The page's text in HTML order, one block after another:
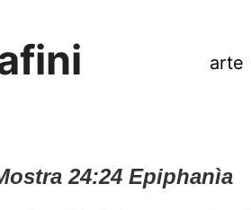
arte
24:24 Epiphanìa